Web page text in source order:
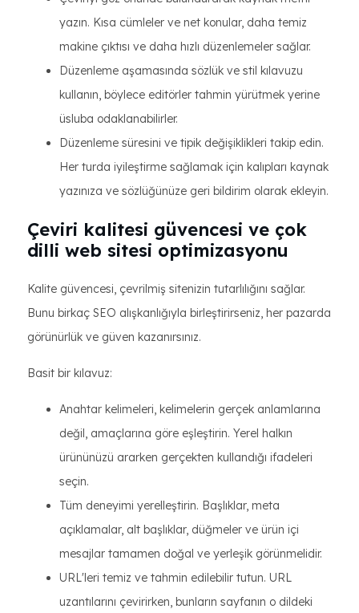
yazın. Kısa cümleler ve net konular, daha temiz
makine çıktısı ve daha hızlı düzenlemeler sağlar.
Düzenleme aşamasında sözlük ve stil kılavuzu
kullanın, böylece editörler tahmin yürütmek yerine
üsluba odaklanabilirler.
Düzenleme süresini ve tipik değişiklikleri takip edin.
Her turda iyileştirme sağlamak için kalıpları kaynak
yazınıza ve sözlüğünüze geri bildirim olarak ekleyin.
Çeviri kalitesi güvencesi ve çok
dilli web sitesi optimizasyonu
Kalite güvencesi, çevrilmiş sitenizin tutarlılığını sağlar.
Bunu birkaç SEO alışkanlığıyla birleştirirseniz, her pazarda
görünürlük ve güven kazanırsınız.
Basit bir kılavuz:
Anahtar kelimeleri, kelimelerin gerçek anlamlarına
değil, amaçlarına göre eşleştirin. Yerel halkın
ürününüzü ararken gerçekten kullandığı ifadeleri
seçin.
Tüm deneyimi yerelleştirin. Başlıklar, meta
açıklamalar, alt başlıklar, düğmeler ve ürün içi
mesajlar tamamen doğal ve yerleşik görünmelidir.
URL'leri temiz ve tahmin edilebilir tutun. URL
uzantılarını çevirirken, bunların sayfanın o dildeki